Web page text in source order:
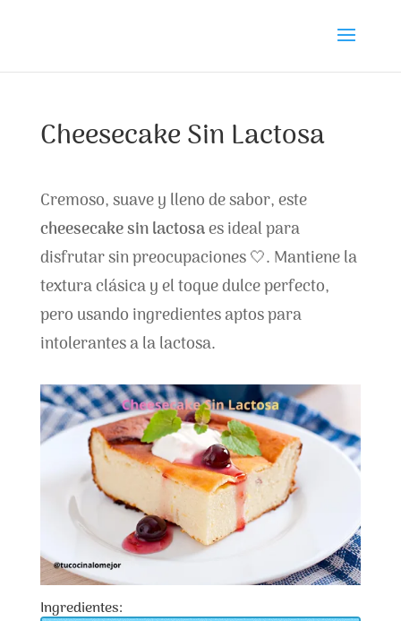
Cheesecake Sin Lactosa
Cremoso, suave y lleno de sabor, este
cheesecake sin lactosaes ideal para
disfrutar sin preocupaciones 🤍. Mantiene la
textura clásica y el toque dulce perfecto,
pero usando ingredientes aptos para
intolerantes a la lactosa.
Ingredientes: